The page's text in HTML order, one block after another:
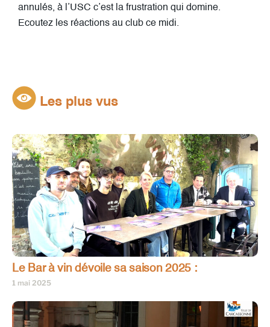
annulés, à l’USC c’est la frustration qui domine.
Ecoutez les réactions au club ce midi.
Les plus vus
Le Bar à vin dévoile sa saison 2025 :
1 mai 2025